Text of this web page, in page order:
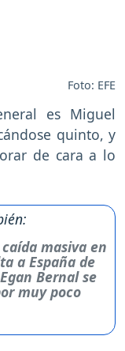
Foto: EFE
es Miguel
quinto, y
de cara a lo
masiva en
a España de
Bernal se
muy poco